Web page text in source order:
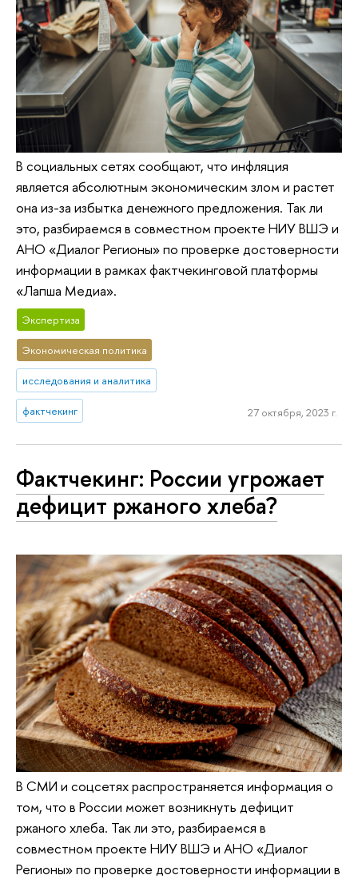
В социальных сетях сообщают, что инфляция
является абсолютным экономическим злом и растет
она из-за избытка денежного предложения. Так ли
это, разбираемся в совместном проекте НИУ ВШЭ и
АНО «Диалог Регионы» по проверке достоверности
информации в рамках фактчекинговой платформы
«Лапша Медиа».
Экспертиза
Экономическая политика
исследования и аналитика
фактчекинг 27 октября, 2023 г.
Фактчекинг: России угрожает
дефицит ржаного хлеба?
В СМИ и соцсетях распространяется информация о
том, что в России может возникнуть дефицит
ржаного хлеба. Так ли это, разбираемся в
совместном проекте НИУ ВШЭ и АНО «Диалог
Регионы» по проверке достоверности информации в